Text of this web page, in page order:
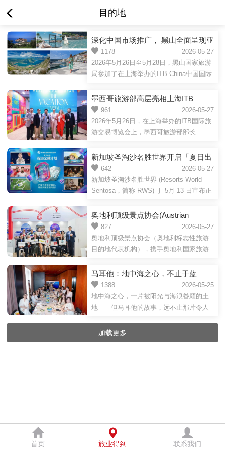
目的地
深化中国市场推广， 黑山全面呈现亚
得里亚海目的地升级发展成果2026-05-27
1178
2026年5月26日至5月28日，黑山国家旅游
局参加了在上海举办的ITB China中国国际
随着国际旅游市场持续复苏和基础设施建
设不断推进，黑山正逐步发展成为欧洲备
受关注的新兴旅游目的地之一。2025年凭
借壮丽自然风光、丰富文化遗产、多样化
来自全球各地游客的关注，也正成为越来
越多中国游客探索欧洲的新选择，去年黑
山接待了约8.2万名中国客人，过夜间数...
墨西哥旅游部高层亮相上海ITB
China，向中国市场重磅推介多元文
旅资源
2026-05-27
961
2026年5月26日，在上海举办的ITB国际旅
游交易博览会上，墨西哥旅游部部长
Aguíñiga共同出席墨西哥国家展台活动，
并举行官方剪彩仪式及媒体发布会，正式
向中国市场推广墨西哥丰富多元的旅游资
源与文化魅力。发布会上，墨西哥旅游部
战略意义。随着中国游客对“深度文化体
验”“特色美食”“沉浸式旅行”等需求不断增
长，墨西哥正积极加强与中国市场的...
新加坡圣淘沙名胜世界开启「夏日出
逃·探游宝藏计划」系列活动2026-05-27
642
新加坡圣淘沙名胜世界 (Resorts World
Sentosa，简称 RWS) 于 5月 13 日宣布正
of Treasures)。2026 年 5 月 29 日至 8 月
30 日期间，度假区将化身全天候的潮流聚
集地，一系列精彩纷呈的夏日活动将在此
轮番上演，为宾客呈献惊喜 IP 互动、独家
作为本次活动亮点，度假区将汇聚超人气
IP 角色，解锁一系列沉浸式个性化体验，
包括：新加坡海...
奥地利顶级景点协会(Austrian
Leading Sights)与奥地利航空亮相
2026年上海国际旅游交易博览会(ITB
China)，展示奥地利顶级旅游瑰宝
2026-05-27
827
奥地利顶级景点协会（奥地利标志性旅游
目的地代表机构），携手奥地利国家旅游
际旅游交易博览会。本次展会将于5月26日
至28日在上海世博展览馆举办。三方联合
参展，旨在向中国旅游行业从业者及出境
游客展示奥地利丰富多元的旅游产品，着
一流的旅游景点。奥地利顶级景点协会汇
马耳他：地中海之心，不止于蓝
2026-05-25
1388
地中海之心，一片被阳光与海浪眷顾的土
地——但马耳他的故事，远不止那片令人
记，坐拥三处联合国教科文组织世界遗
产，更以蓬勃的户外运动激情、闪耀的米
加载更多
首页 旅业得到 联系我们